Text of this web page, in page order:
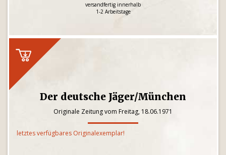
versandfertig innerhalb
1-2 Arbeitstage
Der deutsche Jäger/München
Originale Zeitung vom Freitag, 18.06.1971
letztes verfügbares Originalexemplar!